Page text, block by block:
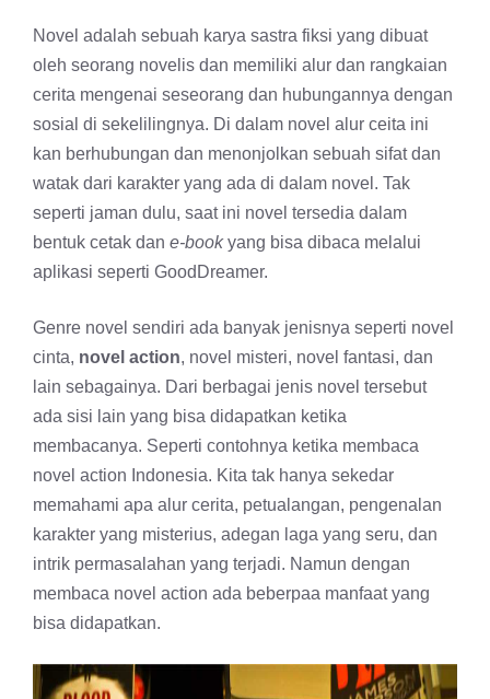
Novel adalah sebuah karya sastra fiksi yang dibuat
oleh seorang novelis dan memiliki alur dan rangkaian
cerita mengenai seseorang dan hubungannya dengan
sosial di sekelilingnya. Di dalam novel alur ceita ini
kan berhubungan dan menonjolkan sebuah sifat dan
watak dari karakter yang ada di dalam novel. Tak
seperti jaman dulu, saat ini novel tersedia dalam
bentuk cetak dan e-bookyang bisa dibaca melalui
aplikasi seperti GoodDreamer.
Genre novel sendiri ada banyak jenisnya seperti novel
cinta, novel action, novel misteri, novel fantasi, dan
lain sebagainya. Dari berbagai jenis novel tersebut
ada sisi lain yang bisa didapatkan ketika
membacanya. Seperti contohnya ketika membaca
novel action Indonesia. Kita tak hanya sekedar
memahami apa alur cerita, petualangan, pengenalan
karakter yang misterius, adegan laga yang seru, dan
intrik permasalahan yang terjadi. Namun dengan
membaca novel action ada beberpaa manfaat yang
bisa didapatkan.